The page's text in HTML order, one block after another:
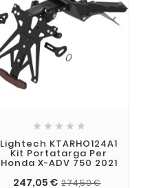
    
Lightech KTARHO124A1
Kit Portatarga Per
Honda X-ADV 750 2021
247,05 € 274,50 €